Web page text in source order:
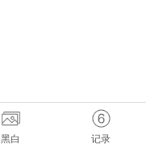
黑白 记录